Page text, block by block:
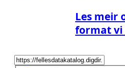
Les meir
format